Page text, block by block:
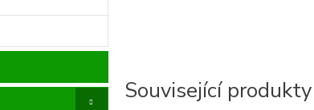
Související produkty